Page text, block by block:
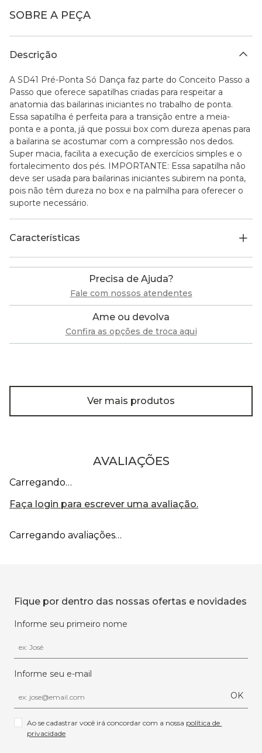
SOBRE A PEÇA
Descrição
A SD41 Pré-Ponta Só Dança faz parte do Conceito Passo a
Passo que oferece sapatilhas criadas para respeitar a
anatomia das bailarinas iniciantes no trabalho de ponta.
Essa sapatilha é perfeita para a transição entre a meia-
ponta e a ponta, já que possui box com dureza apenas para
a bailarina se acostumar com a compressão nos dedos.
Super macia, facilita a execução de exercícios simples e o
fortalecimento dos pés. IMPORTANTE: Essa sapatilha não
deve ser usada para bailarinas iniciantes subirem na ponta,
pois não têm dureza no box e na palmilha para oferecer o
suporte necessário.
Características
Precisa de Ajuda?
Fale com nossos atendentes
Ame ou devolva
Confira as opções de troca aqui
Ver mais produtos
AVALIAÇÕES
Carregando…
Faça login para escrever uma avaliação.
Carregando avaliações…
Fique por dentro das nossas ofertas e novidades
Informe seu primeiro nome
Informe seu e-mail
OK
Ao se cadastrar você irá concordar com a nossa política de
privacidade